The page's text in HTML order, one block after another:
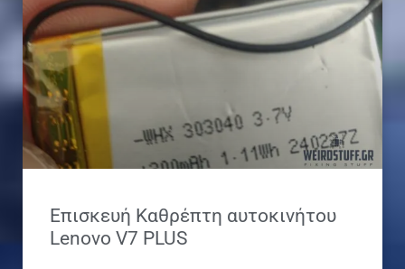
Επισκευή Καθρέπτη αυτοκινήτου
Lenovo V7 PLUS